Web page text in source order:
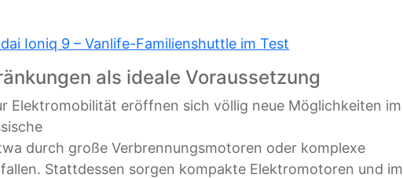
Ioniq 9 – Vanlife-Familienshuttle im Test
als ideale Voraussetzung
Elektromobilität eröffnen sich völlig neue Möglichkeiten im
durch große Verbrennungsmotoren oder komplexe
Stattdessen sorgen kompakte Elektromotoren und im